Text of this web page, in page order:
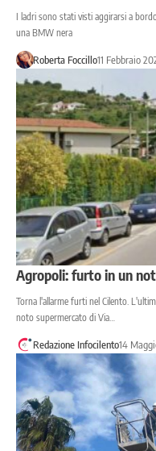
I ladri sono stati visti aggirarsi a
una BMW nera
Roberta Foccillo11 Febbraio
Agropoli: furto in un
Torna l'allarme furti nel Cilento.
noto supermercato di Via…
Redazione Infocilento14